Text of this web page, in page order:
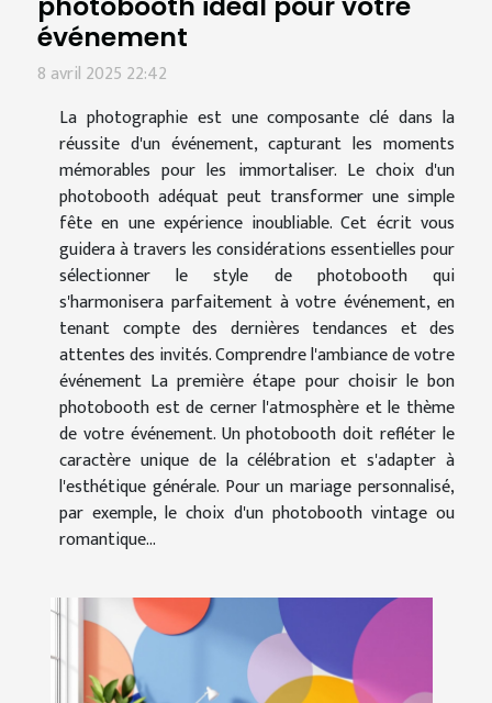
événement
8 avril 2025 22:42
La photographie est une composante clé dans la
réussite d'un événement, capturant les moments
mémorables pour les immortaliser. Le choix d'un
photobooth adéquat peut transformer une simple
fête en une expérience inoubliable. Cet écrit vous
guidera à travers les considérations essentielles pour
sélectionner le style de photobooth qui
s'harmonisera parfaitement à votre événement, en
tenant compte des dernières tendances et des
attentes des invités. Comprendre l'ambiance de votre
événement La première étape pour choisir le bon
photobooth est de cerner l'atmosphère et le thème
de votre événement. Un photobooth doit refléter le
caractère unique de la célébration et s'adapter à
l'esthétique générale. Pour un mariage personnalisé,
par exemple, le choix d'un photobooth vintage ou
romantique...